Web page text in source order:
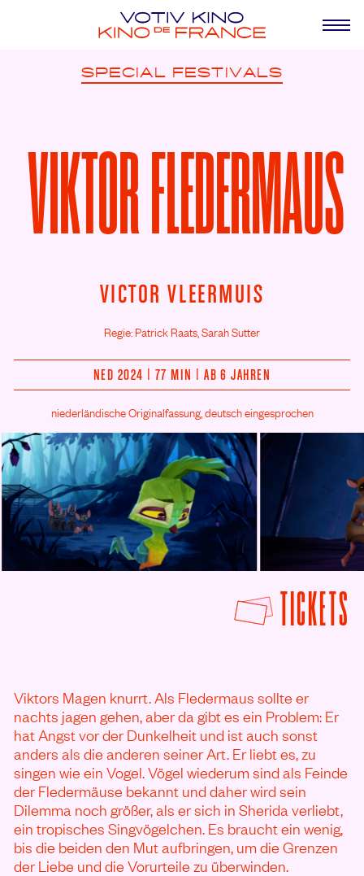
SPECIAL FESTIVALS
VIKTOR FLEDERMAUS
VICTOR VLEERMUIS
Regie: Patrick Raats, Sarah Sutter
NED 2024 | 77 MIN | AB 6 JAHREN
niederländische Originalfassung, deutsch eingesprochen
TICKETS
Viktors Magen knurrt. Als Fledermaus sollte er
nachts jagen gehen, aber da gibt es ein Problem: Er
hat Angst vor der Dunkelheit und ist auch sonst
anders als die anderen seiner Art. Er liebt es, zu
singen wie ein Vogel. Vögel wiederum sind als Feinde
der Fledermäuse bekannt und daher wird sein
Dilemma noch größer, als er sich in Sherida verliebt,
ein tropisches Singvögelchen. Es braucht ein wenig,
bis die beiden den Mut aufbringen, um die Grenzen
der Liebe und die Vorurteile zu überwinden.